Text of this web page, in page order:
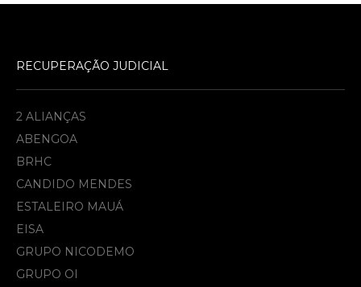
RECUPERAÇÃO JUDICIAL
2 ALIANÇAS
ABENGOA
BRHC
CANDIDO MENDES
ESTALEIRO MAUÁ
EISA
GRUPO NICODEMO
GRUPO OI